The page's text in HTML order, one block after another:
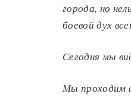
города, но
боевой дух
Сегодня мы
Мы проходим